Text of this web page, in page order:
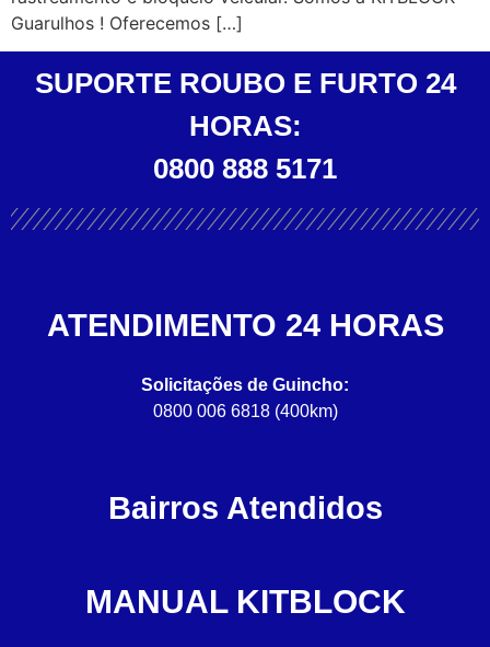
Guarulhos ! Oferecemos […]
SUPORTE ROUBO E FURTO 24
HORAS:
0800 888 5171
ATENDIMENTO 24 HORAS
Solicitações de Guincho:
0800 006 6818 (400km)
Bairros Atendidos
MANUAL KITBLOCK